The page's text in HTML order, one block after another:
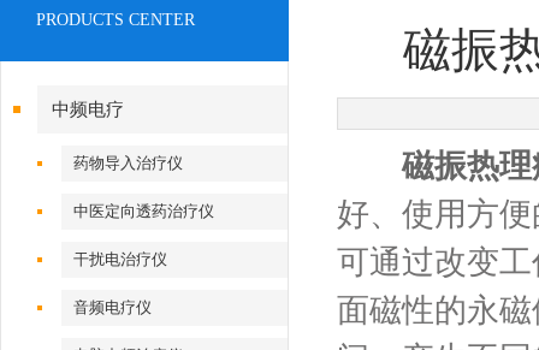
PRODUCTS CENTER
中频电疗
药物导入治疗仪
中医定向透药治疗仪
干扰电治疗仪
音频电疗仪
磁振
磁振热
好、使用方
可通过改变
面磁性的永